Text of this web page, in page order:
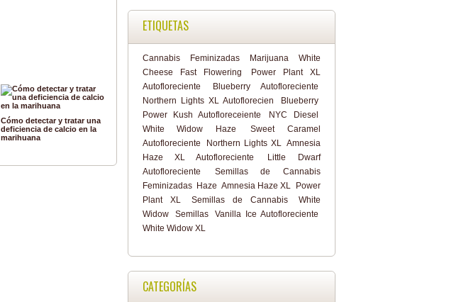
Cómo detectar y tratar una
deficiencia de calcio en la
marihuana
ETIQUETAS
Cannabis Feminizadas Marijuana
White
Cheese Fast Flowering
Power Plant XL
Autofloreciente
Blueberry Autofloreciente
Northern Lights XL Autoflorecien
Blueberry
Power Kush Autofloreceiente
NYC Diesel
White Widow Haze
Sweet Caramel
Autofloreciente
Northern Lights XL Amnesia
Haze XL Autofloreciente
Little Dwarf
Autofloreciente
Semillas de Cannabis
Feminizadas Haze Amnesia Haze XL
Power
Plant XL
Semillas de Cannabis
White
Widow
Semillas
Vanilla Ice Autofloreciente
White Widow XL
CATEGORÍAS